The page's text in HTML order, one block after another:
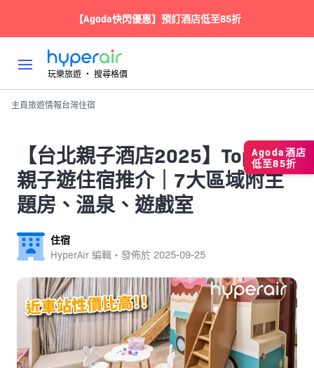
【Agoda快閃優惠】預訂酒店低至85折
玩樂旅遊 ‧ 搜尋格價
主頁旅遊情報台灣住宿
【台北親子酒店2025】Top 20
親子遊住宿推介｜7大區域附主
題房、溫泉、遊戲室
住宿
HyperAir 編輯・發佈於 2025-09-25
Agoda酒店
低至85折